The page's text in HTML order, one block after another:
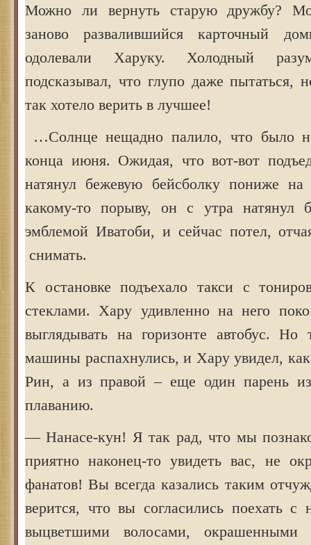
Можно ли вернуть старую дружбу?
заново развалившийся карточный
одолевали Харуку. Холодный
подсказывал, что глупо даже пытаться,
так хотело верить в лучшее!
…Солнце нещадно палило, что было
конца июня. Ожидая, что вот-вот
натянул бежевую бейсболку пониже на
какому-то порыву, он с утра натянул
эмблемой Иватоби, и сейчас потел,
снимать.
К остановке подъехало такси с
стеклами. Хару удивленно на него
выглядывать на горизонте автобус. Но
машины распахнулись, и Хару увидел,
Рин, а из правой – еще один парень
плаванию.
— Нанасе-кун! Я так рад, что мы
приятно наконец-то увидеть вас, не
фанатов! Вы всегда казались таким
верится, что вы согласились поехать
выцветшими волосами, окрашенными